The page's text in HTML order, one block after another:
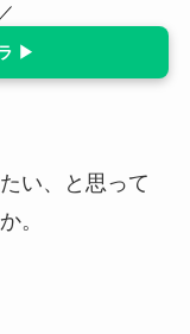
▶
い、と思って
。